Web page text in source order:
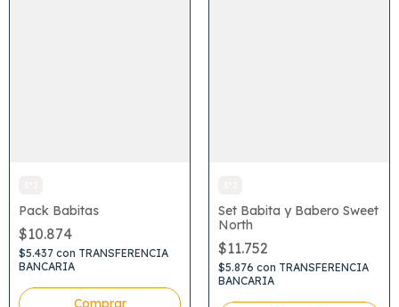
Pack Babitas
$10.874
$5.437 con TRANSFERENCIA
BANCARIA
Set Babita y Babero Sweet
North
$11.752
$5.876 con TRANSFERENCIA
BANCARIA